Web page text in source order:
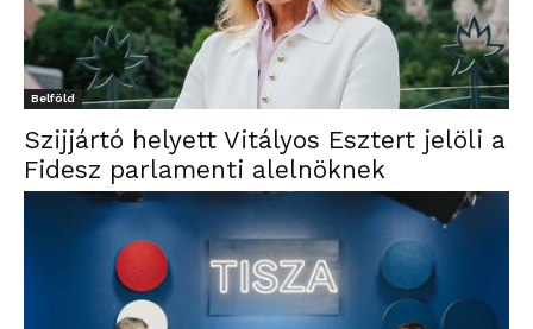
Belföld
Szijjártó helyett Vitályos Esztert jelöli a
Fidesz parlamenti alelnöknek